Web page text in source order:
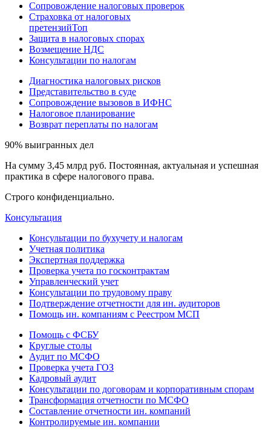
Сопровождение налоговых проверок
Страховка от налоговых
претензийТоп
Защита в налоговых спорах
Возмещение НДС
Консультации по налогам
Диагностика налоговых рисков
Представительство в суде
Сопровождение вызовов в ИФНС
Налоговое планирование
Возврат переплаты по налогам
90% выигранных дел
На сумму 3,45 млрд руб. Постоянная, актуальная и успешная
практика в сфере налогового права.
Строго конфиденциально.
Консультация
Консультации по бухучету и налогам
Учетная политика
Экспертная поддержка
Проверка учета по госконтрактам
Управленческий учет
Консультации по трудовому праву
Подтверждение отчетности для ин. аудиторов
Помощь ин. компаниям с Реестром МСП
Помощь с ФСБУ
Круглые столы
Аудит по МСФО
Проверка учета ГОЗ
Кадровый аудит
Консультации по договорам и корпоративным спорам
Трансформация отчетности по МСФО
Составление отчетности ин. компаний
Контролируемые ин. компании